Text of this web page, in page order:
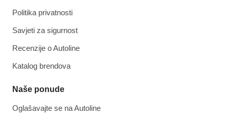
Politika privatnosti
Savjeti za sigurnost
Recenzije o Autoline
Katalog brendova
Naše ponude
Oglašavajte se na Autoline